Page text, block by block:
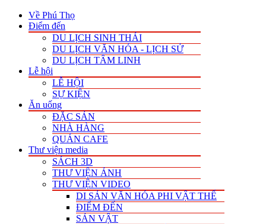
Về Phú Thọ
Điểm đến
DU LỊCH SINH THÁI
DU LỊCH VĂN HÓA - LỊCH SỬ
DU LỊCH TÂM LINH
Lễ hội
LỄ HỘI
SỰ KIỆN
Ăn uống
ĐẶC SẢN
NHÀ HÀNG
QUÁN CAFE
Thư viện media
SÁCH 3D
THƯ VIỆN ẢNH
THƯ VIỆN VIDEO
DI SẢN VĂN HÓA PHI VẬT THỂ
ĐIỂM ĐẾN
SẢN VẬT